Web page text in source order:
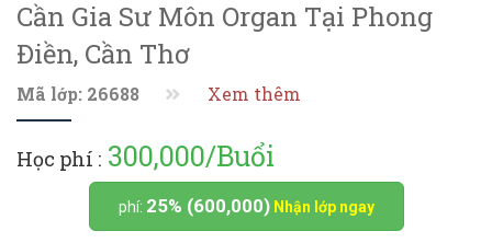
Cần Gia Sư Môn Organ Tại Phong
Điền, Cần Thơ
Mã lớp: 26688 Xem thêm
Học phí : 300,000/Buổi
phí: 25% (600,000) Nhận lớp ngay